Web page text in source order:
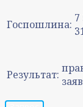
Госпошлина:
Результат: